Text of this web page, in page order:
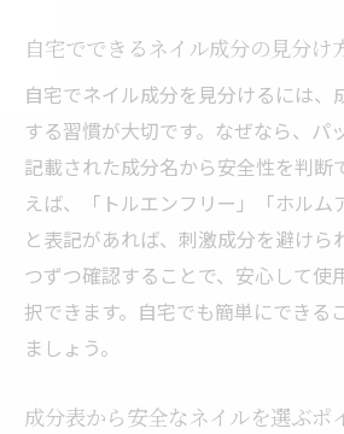
自宅でできるネイル成分の見分け
自宅でネイル成分を見分けるには、
する習慣が大切です。なぜなら、パ
記載された成分名から安全性を判断
えば、「トルエンフリー」「ホルム
と表記があれば、刺激成分を避けら
つずつ確認することで、安心して使
択できます。自宅でも簡単にできる
ましょう。
成分表から安全なネイルを選ぶポ